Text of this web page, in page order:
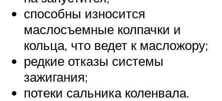
способны износится
маслосъемные колпачки и
кольца, что ведет к масложору;
редкие отказы системы
зажигания;
потеки сальника коленвала.